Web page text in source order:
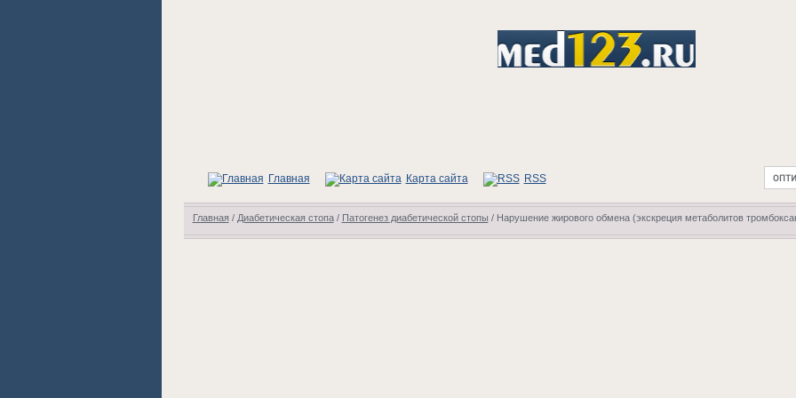
Главная Карта сайта RSS
Главная/ Диабетическая стопа/ Патогенез диабетической стопы / Нарушение жирового обмена (экскреция метаболитов